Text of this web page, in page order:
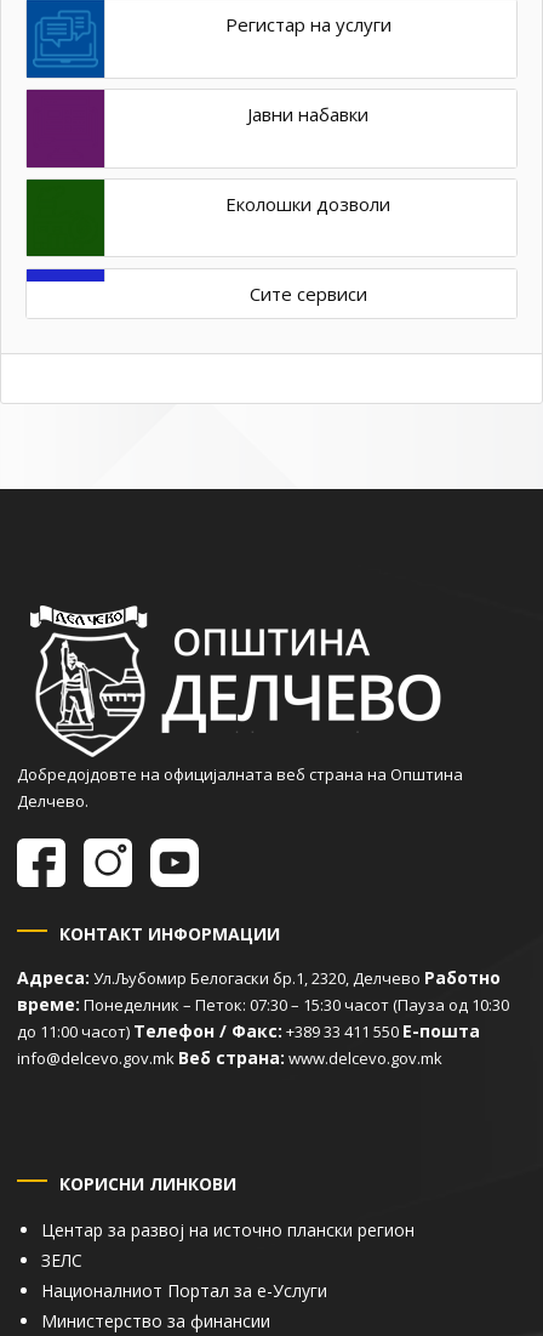
Регистар на услуги
Јавни набавки
Еколошки дозволи
Сите сервиси
Добредојдовте на официјалната веб страна на Општина
Делчево.
КОНТАКТ ИНФОРМАЦИИ
Адреса: Ул.Љубомир Белогаски бр.1, 2320, Делчево Работно
време: Понеделник – Петок: 07:30 – 15:30 часот (Пауза од 10:30
до 11:00 часот) Телефон / Факс: +389 33 411 550 Е-пошта
info@delcevo.gov.mk Веб страна: www.delcevo.gov.mk
КОРИСНИ ЛИНКОВИ
Центар за развој на источно плански регион
ЗЕЛС
Националниот Портал за е-Услуги
Министерство за финансии